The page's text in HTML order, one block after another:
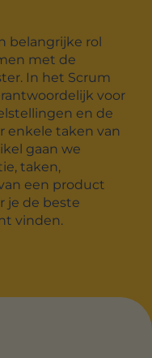
belangrijke rol
met de
In het Scrum
voor
en de
enkele taken van
gaan we
taken,
een product
je de beste
vinden.